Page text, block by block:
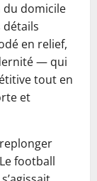
du domicile
détails
en relief,
— qui
tout en
et
football